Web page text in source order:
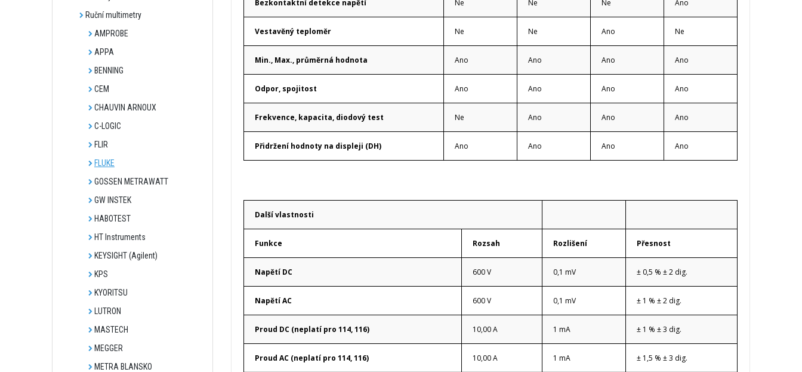
Ruční multimetry
AMPROBE
APPA
BENNING
CEM
CHAUVIN ARNOUX
C-LOGIC
FLIR
FLUKE
GOSSEN METRAWATT
GW INSTEK
HABOTEST
HT Instruments
KEYSIGHT (Agilent)
KPS
KYORITSU
LUTRON
MASTECH
MEGGER
METRA BLANSKO
Bezkontaktní detekce napětí Ne Ne Ne Ano
Vestavěný teploměr Ne Ne Ano Ne
Min., Max., průměrná hodnota Ano Ano Ano Ano
Odpor, spojitost Ano Ano Ano Ano
Frekvence, kapacita, diodový test Ne Ano Ano Ano
Přidržení hodnoty na displeji (DH) Ano Ano Ano Ano
Další vlastnosti
Funkce Rozsah Rozlišení Přesnost
Napětí DC 600 V 0,1 mV ± 0,5 % ± 2 dig.
Napětí AC 600 V 0,1 mV ± 1 % ± 2 dig.
Proud DC (neplatí pro 114, 116) 10,00 A 1 mA ± 1 % ± 3 dig.
Proud AC (neplatí pro 114, 116) 10,00 A 1 mA ± 1,5 % ± 3 dig.